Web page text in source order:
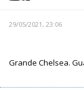
29/05/2021, 23:06
Grande Chelsea.